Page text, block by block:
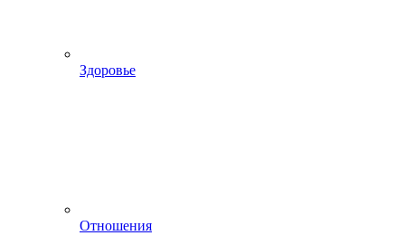
Здоровье
Отношения